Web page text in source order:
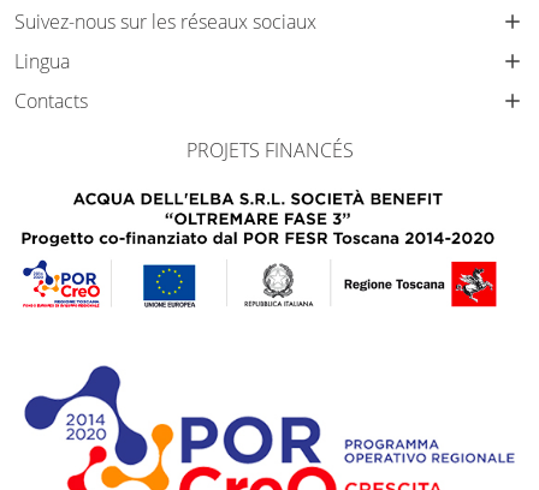
Suivez-nous sur les réseaux sociaux
Lingua
Contacts
PROJETS FINANCÉS